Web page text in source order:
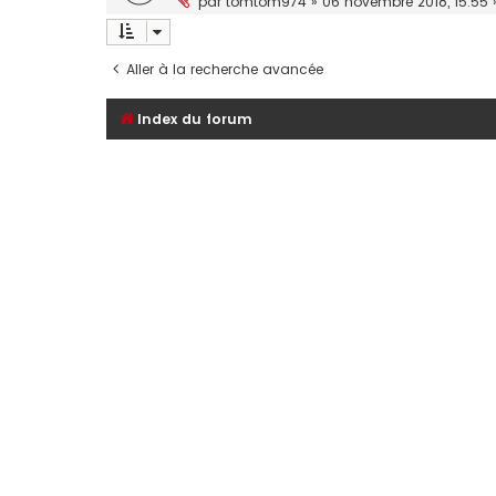
Aller à la recherche avancée
Index du forum